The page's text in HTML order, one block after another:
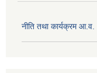
नीति तथा कार्यक्रम